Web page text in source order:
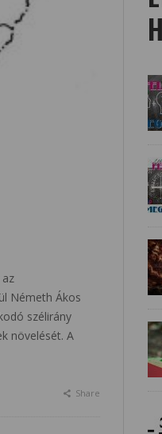
Németh Ákos
szélirány
növelését. A
Share